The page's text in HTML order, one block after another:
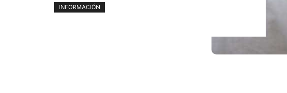
INFORMACIÓN